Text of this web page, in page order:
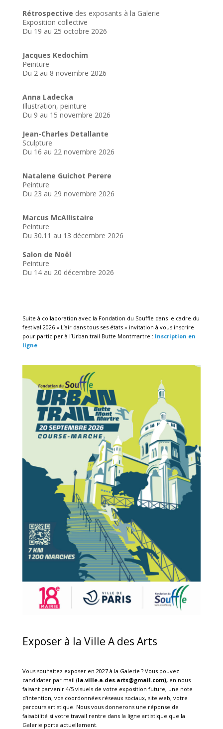
Rétrospective des exposants à la Galerie
Exposition collective
Du 19 au 25 octobre 2026
Jacques Kedochim
Peinture
Du 2 au 8 novembre 2026
Anna Ladecka
Illustration, peinture
Du 9 au 15 novembre 2026
Jean-Charles Detallante
Sculpture
Du 16 au 22 novembre 2026
Natalene Guichot Perere
Peinture
Du 23 au 29 novembre 2026
Marcus McAllistaire
Peinture
Du 30.11 au 13 décembre 2026
Salon de Noël
Peinture
Du 14 au 20 décembre 2026
Suite à collaboration avec la Fondation du Souffle dans le cadre du
festival 2026 « L’air dans tous ses états » invitation à vous inscrire
pour participer à l’Urban trail Butte Montmartre : Inscription en
ligne
Exposer à la Ville A des Arts
Vous souhaitez exposer en 2027 à la Galerie ? Vous pouvez
candidater par mail (la.ville.a.des.arts@gmail.com), en nous
faisant parvenir 4/5 visuels de votre exposition future, une note
d’intention, vos coordonnées réseaux sociaux, site web, votre
parcours artistique. Nous vous donnerons une réponse de
faisabilité si votre travail rentre dans la ligne artistique que la
Galerie porte actuellement.